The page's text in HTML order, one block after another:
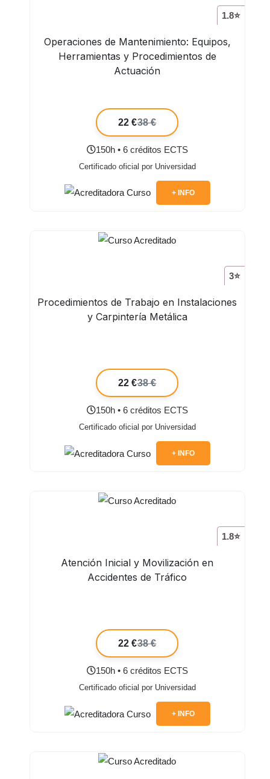
1.8⭐
Operaciones de Mantenimiento: Equipos,
Herramientas y Procedimientos de
Actuación
22 €38 €
150h • 6 créditos ECTS
Certificado oficial por Universidad
+ INFO
3⭐
Procedimientos de Trabajo en Instalaciones
y Carpintería Metálica
22 €38 €
150h • 6 créditos ECTS
Certificado oficial por Universidad
+ INFO
1.8⭐
Atención Inicial y Movilización en
Accidentes de Tráfico
22 €38 €
150h • 6 créditos ECTS
Certificado oficial por Universidad
+ INFO